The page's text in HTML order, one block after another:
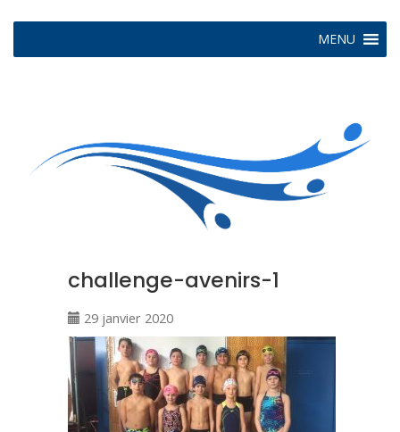
MENU
challenge-avenirs-1
29 janvier 2020